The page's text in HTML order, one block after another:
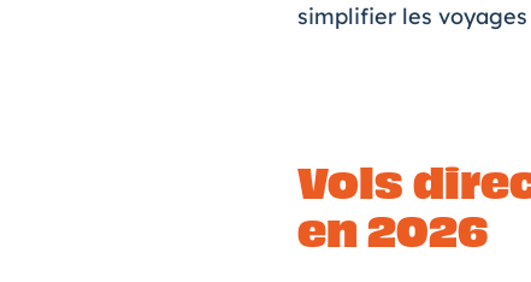
simplifier les
Vols
en 2026